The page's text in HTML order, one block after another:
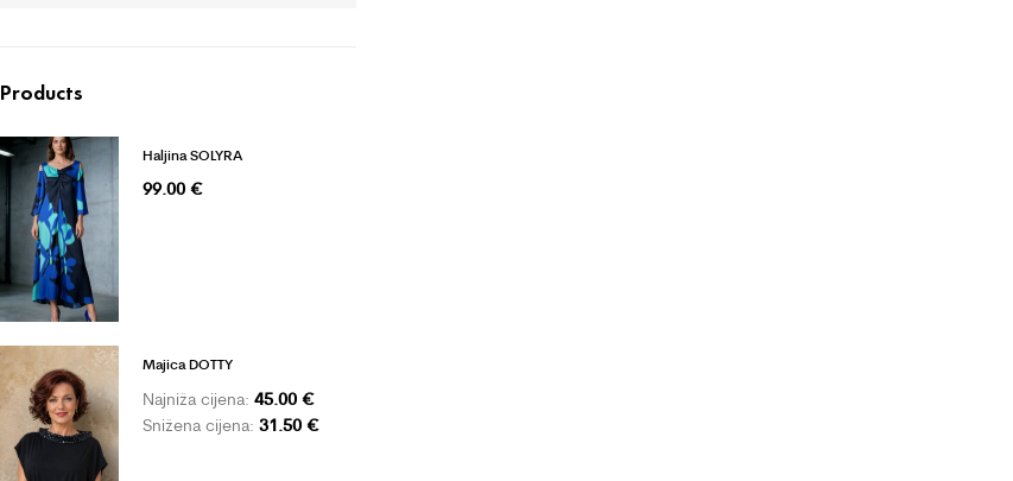
Products
Haljina SOLYRA
99.00 €
Majica DOTTY
Najniža cijena: 45.00 €
Snižena cijena: 31.50 €